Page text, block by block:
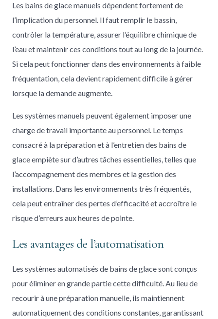
Les bains de glace manuels dépendent fortement de
l’implication du personnel. Il faut remplir le bassin,
contrôler la température, assurer l’équilibre chimique de
l’eau et maintenir ces conditions tout au long de la journée.
Si cela peut fonctionner dans des environnements à faible
fréquentation, cela devient rapidement difficile à gérer
lorsque la demande augmente.
Les systèmes manuels peuvent également imposer une
charge de travail importante au personnel. Le temps
consacré à la préparation et à l’entretien des bains de
glace empiète sur d’autres tâches essentielles, telles que
l’accompagnement des membres et la gestion des
installations. Dans les environnements très fréquentés,
cela peut entraîner des pertes d’efficacité et accroître le
risque d’erreurs aux heures de pointe.
Les avantages de l’automatisation
Les systèmes automatisés de bains de glace sont conçus
pour éliminer en grande partie cette difficulté. Au lieu de
recourir à une préparation manuelle, ils maintiennent
automatiquement des conditions constantes, garantissant